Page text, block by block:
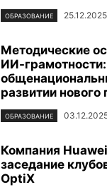
ОБРАЗОВАНИЕ
Методические
ИИ-
развитии нового
ОБРАЗОВАНИЕ
Компания
заседание
OptiX